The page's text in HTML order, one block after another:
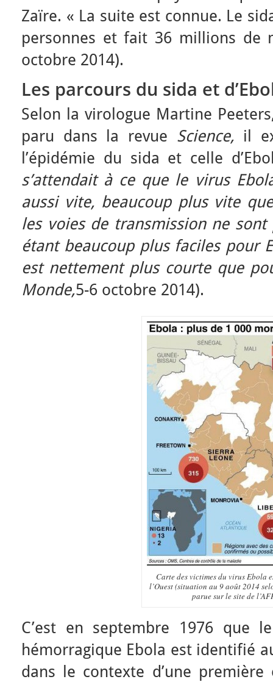
Zaïre. « La suite est connue. Le
personnes et fait 36 millions de
octobre 2014).
Les parcours du sida et
Selon la virologue Martine
paru dans la revue Science, il
l’épidémie du sida et celle
s’attendait à ce que le virus
aussi vite, beaucoup plus vite
les voies de transmission ne sont
étant beaucoup plus faciles pour
est nettement plus courte que
Monde,5-6 octobre 2014).
Carte des victimes du virus Ebola
l’Ouest (situation au 9 août 2014
parue sur le site de
C’est en septembre 1976 que
hémorragique Ebola est identifié
dans le contexte d’une